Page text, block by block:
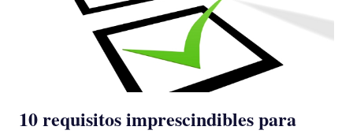
10 requisitos imprescindibles para